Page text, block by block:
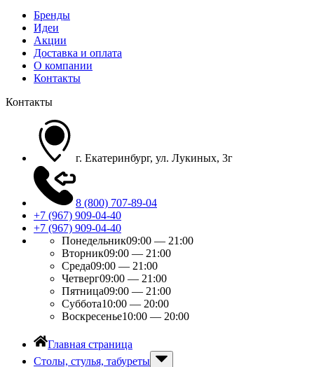
Бренды
Идеи
Акции
Доставка и оплата
О компании
Контакты
Контакты
г. Екатеринбург, ул. Лукиных, 3г
8 (800) 707-89-04
+7 (967) 909-04-40
+7 (967) 909-04-40
Понедельник09:00 — 21:00
Вторник09:00 — 21:00
Среда09:00 — 21:00
Четверг09:00 — 21:00
Пятница09:00 — 21:00
Суббота10:00 — 20:00
Воскресенье10:00 — 20:00
Главная страница
Столы, стулья, табуреты